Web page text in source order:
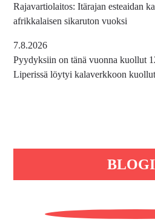
Rajavartiolaitos: Itärajan esteaidan
afrikkalaisen sikaruton vuoksi
7.8.2026
Pyydyksiin on tänä vuonna kuollut
Liperissä löytyi kalaverkkoon